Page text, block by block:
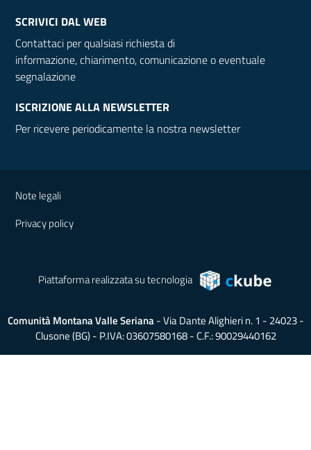
SCRIVICI DAL WEB
Contattaci per qualsiasi richiesta di
informazione, chiarimento, comunicazione o eventuale
segnalazione
ISCRIZIONE ALLA NEWSLETTER
Per ricevere periodicamente la nostra newsletter
Note legali
Privacy policy
Piattaforma realizzata su tecnologia
Comunità Montana Valle Seriana- Via Dante Alighieri n. 1 - 24023 -
Clusone (BG) - P.IVA: 03607580168 - C.F.: 90029440162